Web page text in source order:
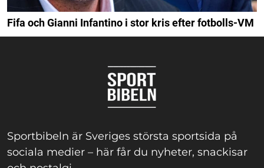
Fifa och Gianni Infantino i stor kris efter fotbolls-VM
Sportbibeln är Sveriges största sportsida på
sociala medier – här får du nyheter, snackisar